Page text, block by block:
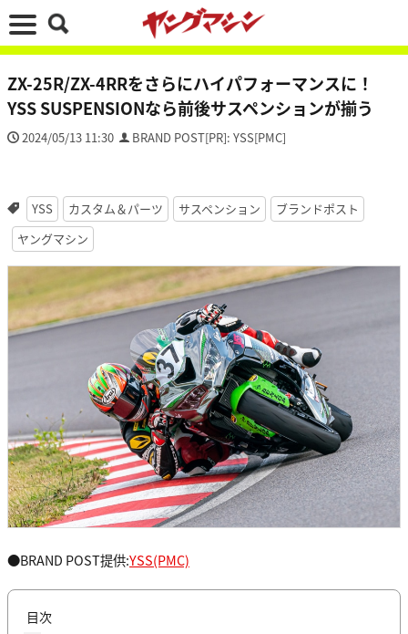
ZX-25R/ZX-4RRをさらにハイパフォーマンスに！
YSS SUSPENSIONなら前後サスペンションが揃う
2024/05/13 11:30 BRAND POST[PR]: YSS[PMC]
YSS カスタム＆パーツ サスペンション
ブランドポスト
ヤングマシン
●BRAND POST提供:YSS(PMC)
目次